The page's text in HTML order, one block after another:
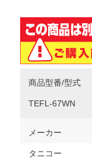
商品型番/型式
TEFL-67WN
メーカー
タニコー